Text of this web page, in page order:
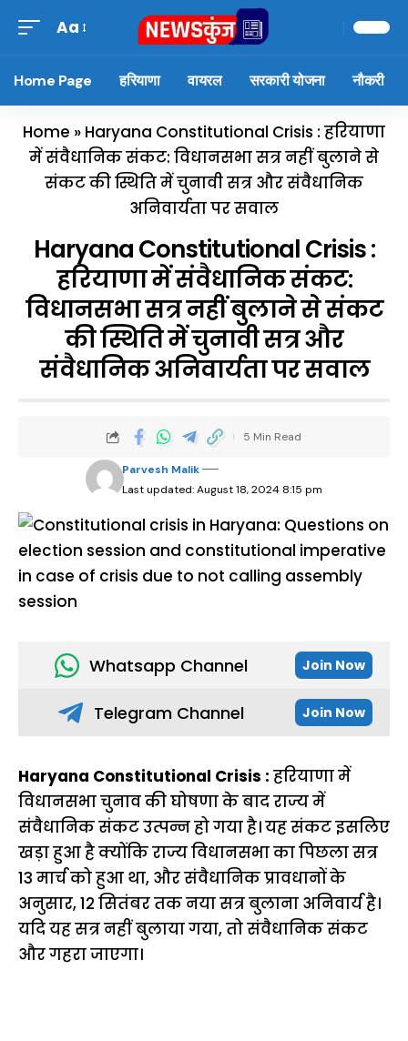
Aa
Home Page हरियाणा वायरल सरकारी योजना नौकरी
Home » Haryana Constitutional Crisis : हरियाणा
में संवैधानिक संकट: विधानसभा सत्र नहीं बुलाने से
संकट की स्थिति में चुनावी सत्र और संवैधानिक
अनिवार्यता पर सवाल
Haryana Constitutional Crisis :
हरियाणा में संवैधानिक संकट:
विधानसभा सत्र नहीं बुलाने से संकट
की स्थिति में चुनावी सत्र और
संवैधानिक अनिवार्यता पर सवाल
Last updated: August 18, 2024 8:15 pm
Parvesh Malik
5 Min Read
Whatsapp Channel Join Now
Telegram Channel Join Now
Haryana Constitutional Crisis : हरियाणा में
विधानसभा चुनाव की घोषणा के बाद राज्य में
संवैधानिक संकट उत्पन्न हो गया है। यह संकट इसलिए
खड़ा हुआ है क्योंकि राज्य विधानसभा का पिछला सत्र
13 मार्च को हुआ था, और संवैधानिक प्रावधानों के
अनुसार, 12 सितंबर तक नया सत्र बुलाना अनिवार्य है।
यदि यह सत्र नहीं बुलाया गया, तो संवैधानिक संकट
और गहरा जाएगा।